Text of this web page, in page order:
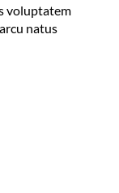
voluptatem
natus